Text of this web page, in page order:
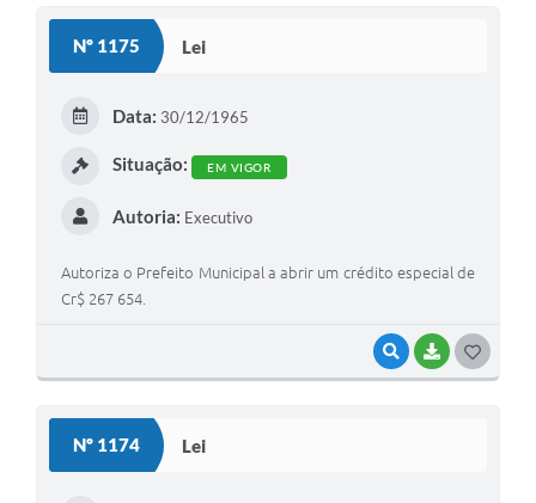
Nº 1175 Lei
VISUALIZAR
BAIXAR
Data: 30/12/1965
Situação: EM VIGOR
Autoria: Executivo
Autoriza o Prefeito Municipal a abrir um crédito especial de
Cr$ 267 654.
Nº 1174 Lei